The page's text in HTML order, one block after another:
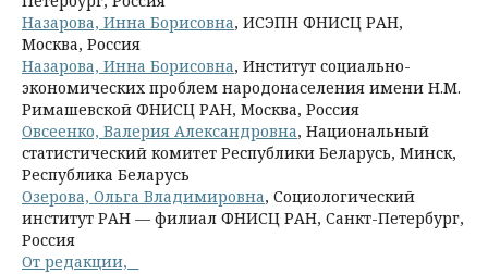
Назарова, Инна Борисовна, ИСЭПН ФНИСЦ РАН,
Москва, Россия
Назарова, Инна Борисовна, Институт социально-
экономических проблем народонаселения имени Н.М.
Римашевской ФНИСЦ РАН, Москва, Россия
Овсеенко, Валерия Александровна, Национальный
статистический комитет Республики Беларусь, Минск,
Республика Беларусь
Озерова, Ольга Владимировна, Социологический
институт РАН — филиал ФНИСЦ РАН, Санкт-Петербург,
Россия
От редакции, _